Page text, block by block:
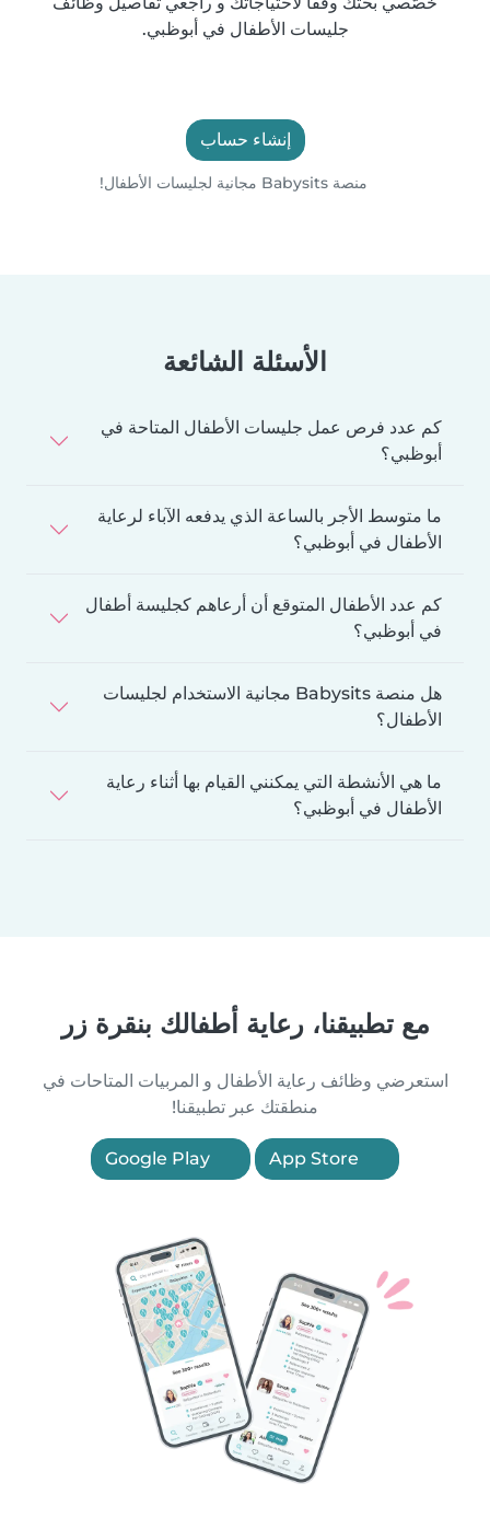
جليسات الأطفال في أبوظبي.
إنشاء حساب
منصة Babysits مجانية لجليسات الأطفال!
الأسئلة الشائعة
كم عدد فرص عمل جليسات الأطفال المتاحة في
أبوظبي؟
ما متوسط الأجر بالساعة الذي يدفعه الآباء لرعاية
الأطفال في أبوظبي؟
كم عدد الأطفال المتوقع أن أرعاهم كجليسة أطفال
في أبوظبي؟
هل منصة Babysits مجانية الاستخدام لجليسات
الأطفال؟
ما هي الأنشطة التي يمكنني القيام بها أثناء رعاية
الأطفال في أبوظبي؟
مع تطبيقنا، رعاية أطفالك بنقرة زر
استعرضي وظائف رعاية الأطفال و المربيات المتاحات في
منطقتك عبر تطبيقنا!